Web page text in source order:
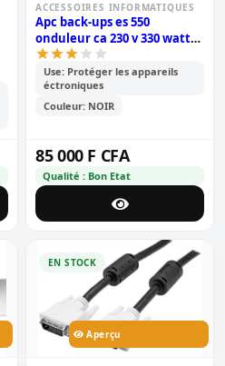
ACCESSOIRES INFORMATIQUES
Apc back-ups es 550
onduleur ca 230 v 330 watt
550 va 8 connecteurs de
sortie
Use: Protéger les appareils
éctroniques
Couleur: NOIR
85 000 F CFA
Qualité : Bon Etat
EN STOCK
Aperçu